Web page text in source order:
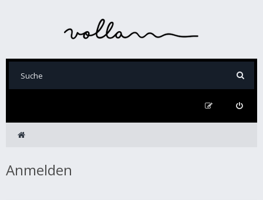
Anmelden